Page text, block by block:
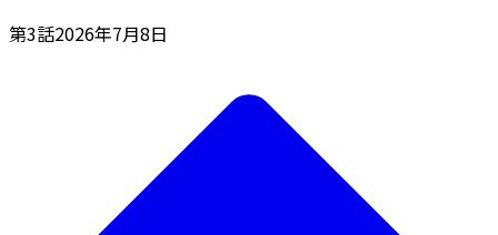
第3話2026年7月8日